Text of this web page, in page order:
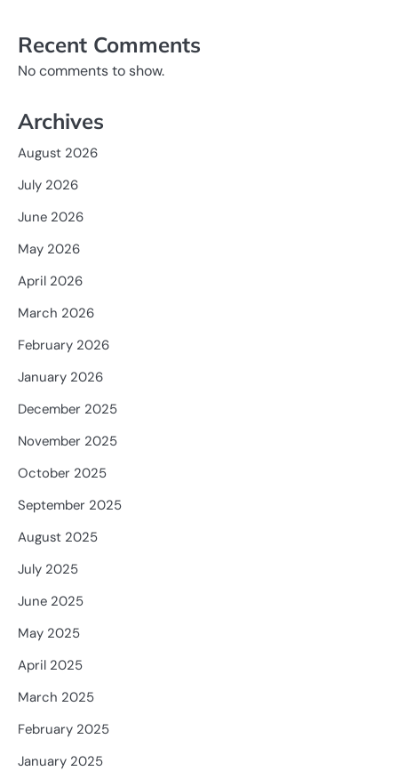
Recent Comments
No comments to show.
Archives
August 2026
July 2026
June 2026
May 2026
April 2026
March 2026
February 2026
January 2026
December 2025
November 2025
October 2025
September 2025
August 2025
July 2025
June 2025
May 2025
April 2025
March 2025
February 2025
January 2025